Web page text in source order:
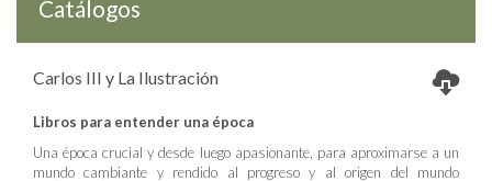
Catálogos
Carlos III y La Ilustración
Libros para entender una época
Una época crucial y desde luego apasionante, para aproximarse a un
mundo cambiante y rendido al progreso y al origen del mundo